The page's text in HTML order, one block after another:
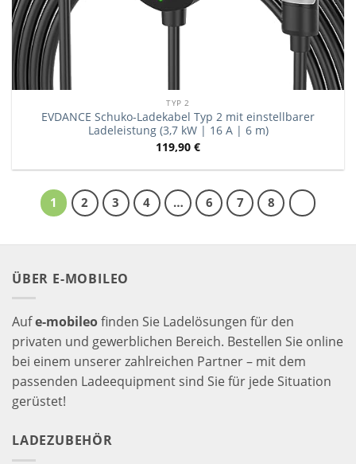
TYP 2
EVDANCE Schuko-Ladekabel Typ 2 mit einstellbarer
Ladeleistung (3,7 kW | 16 A | 6 m)
119,90 €
1 2 3 4 … 6 7 8
ÜBER E-MOBILEO
Aufe-mobileofinden Sie Ladelösungen für den
privaten und gewerblichen Bereich. Bestellen Sie online
bei einem unserer zahlreichen Partner – mit dem
passenden Ladeequipment sind Sie für jede Situation
gerüstet!
LADEZUBEHÖR